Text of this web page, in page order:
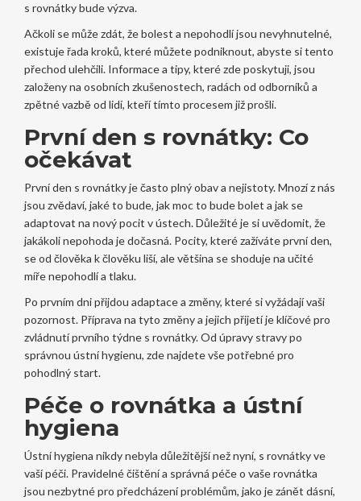
s rovnátky bude výzva.
Ačkoli se může zdát, že bolest a nepohodlí jsou nevyhnutelné,
existuje řada kroků, které můžete podniknout, abyste si tento
přechod ulehčili. Informace a tipy, které zde poskytuji, jsou
založeny na osobních zkušenostech, radách od odborníků a
zpětné vazbě od lidí, kteří tímto procesem již prošli.
První den s rovnátky: Co
očekávat
První den s rovnátky je často plný obav a nejistoty. Mnozí z nás
jsou zvědaví, jaké to bude, jak moc to bude bolet a jak se
adaptovat na nový pocit v ústech. Důležité je si uvědomit, že
jakákoli nepohoda je dočasná. Pocity, které zažíváte první den,
se od člověka k člověku liší, ale většina se shoduje na učité
míře nepohodlí a tlaku.
Po prvním dni přijdou adaptace a změny, které si vyžádají vaši
pozornost. Příprava na tyto změny a jejich přijetí je klíčové pro
zvládnutí prvního týdne s rovnátky. Od úpravy stravy po
správnou ústní hygienu, zde najdete vše potřebné pro
pohodlný start.
Péče o rovnátka a ústní
hygiena
Ústní hygiena nikdy nebyla důležitější než nyní, s rovnátky ve
vaší péči. Pravidelné čištění a správná péče o vaše rovnátka
jsou nezbytné pro předcházení problémům, jako je zánět dásní,